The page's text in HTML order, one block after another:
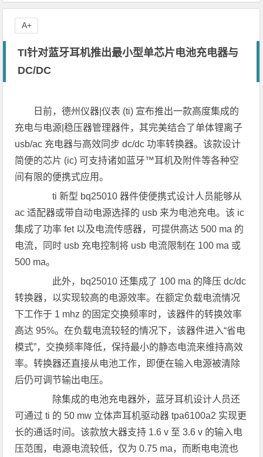
TI针对蓝牙耳机推出最小型单芯片电池充电器与
DC/DC
日前，德州仪器|仪表 (ti) 宣布推出一款高度集成的
充电与电源|稳压器管理器件，其完美结合了单体锂离子
usb/ac 充电器与高效同步 dc/dc 功率转换器。该款设计
简便的芯片 (ic) 可支持诸如蓝牙™耳机及附件等各种空
间有限的便携式应用。
ti 新型 bq25010 器件使便携式设计人员能够从
ac 适配器或带自动电源选择的 usb 来为电池充电。该 ic
集成了功率 fet 以及电流传感器，可提供高达 500 ma 的
电流，同时 usb 充电控制将 usb 电流限制在 100 ma 或
500 ma。
此外，bq25010 还集成了 100 ma 的降压 dc/dc
转换器，以实现较高的电源效率。在额定负载电流情况
下工作于 1 mhz 的固定交换频率时，该器件的转换效率
高达 95%。在负载电流较轻的情况下，该器件进入“省电
模式”，交换频率降低，保持最小的静态电流来维持高效
率。转换器还直接从电池工作，即便在输入电源被清除
后仍可调节输出电压。
除集成的电池充电器外，蓝牙耳机设计人员还
可通过 ti 的 50 mw 立体声耳机驱动器 tpa6100a2 实现更
长的通话时间。该款放大器支持 1.6 v 至 3.6 v 的输入电
压范围，电源电流较低，仅为 0.75 ma，而断电电流也
A+